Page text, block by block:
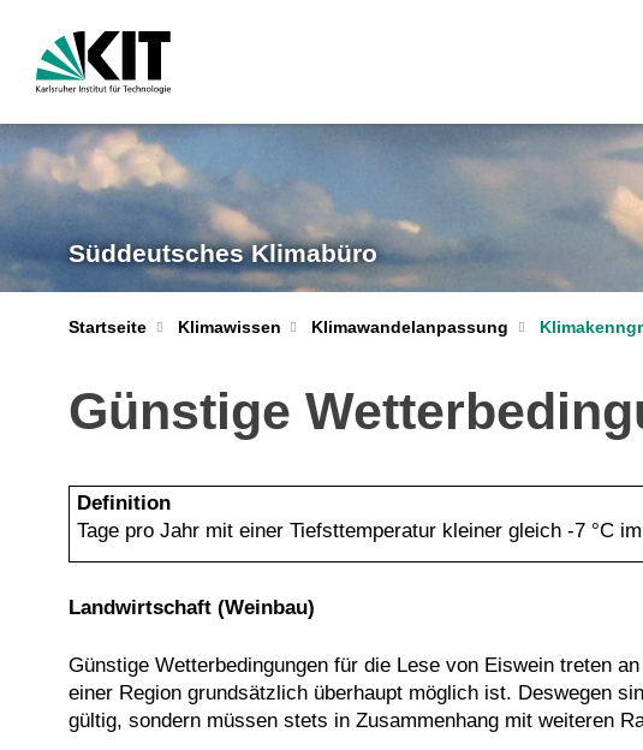
Süddeutsches Klimabüro
Startseite Klimawissen Klimawandelanpassung
Günstige
Definition
Tage pro Jahr mit einer Tiefsttemperatur kleiner gleich -7 °C
Landwirtschaft (Weinbau)
Günstige Wetterbedingungen für die Lese von Eiswein treten
einer Region grundsätzlich überhaupt möglich ist. Deswegen
gültig, sondern müssen stets in Zusammenhang mit weiteren